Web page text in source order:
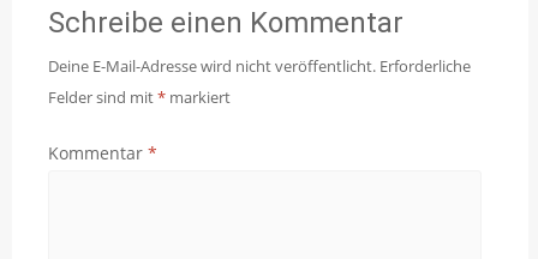
Schreibe einen Kommentar
Deine E-Mail-Adresse wird nicht veröffentlicht. Erforderliche
Felder sind mit* markiert
Kommentar *